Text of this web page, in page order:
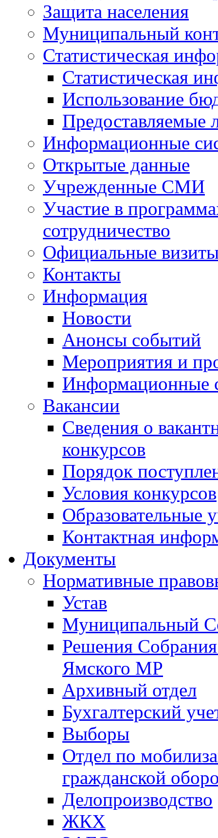
Защита населения
Муниципальный
Статистическая
Статистическая
Использование
Предоставляемые
Информационные
Открытые данные
Учрежденные СМИ
Участие в
сотрудничество
Официальные
Контакты
Информация
Новости
Анонсы событий
Мероприятия и
Информационные
Вакансии
Сведения о
конкурсов
Порядок
Условия конкурсов
Образовательные
Контактная
Документы
Нормативные
Устав
Муниципальный
Решения
Ямского МР
Архивный отдел
Бухгалтерский
Выборы
Отдел по
гражданской
Делопроизводство
ЖКХ